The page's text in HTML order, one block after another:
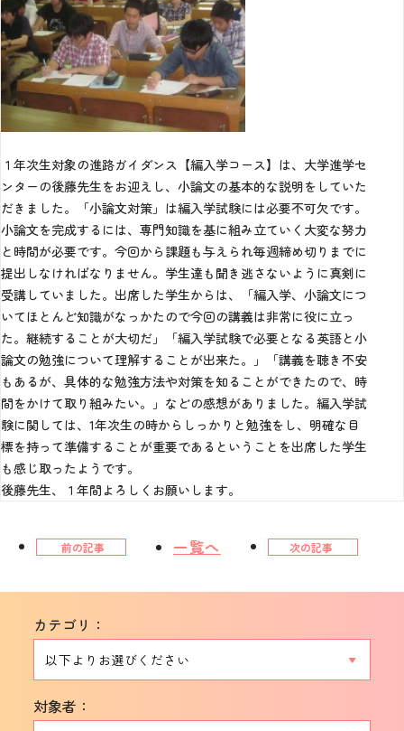
１年次生対象の進路ガイダンス【編入学コース】は、大学進学セ
ンターの後藤先生をお迎えし、小論文の基本的な説明をしていた
だきました。「小論文対策」は編入学試験には必要不可欠です。
小論文を完成するには、専門知識を基に組み立ていく大変な努力
と時間が必要です。今回から課題も与えられ毎週締め切りまでに
提出しなければなりません。学生達も聞き逃さないように真剣に
受講していました。出席した学生からは、「編入学、小論文につ
いてほとんど知識がなっかたので今回の講義は非常に役に立っ
た。継続することが大切だ」「編入学試験で必要となる英語と小
論文の勉強について理解することが出来た。」「講義を聴き不安
もあるが、具体的な勉強方法や対策を知ることができたので、時
間をかけて取り組みたい。」などの感想がありました。編入学試
験に関しては、1年次生の時からしっかりと勉強をし、明確な目
標を持って準備することが重要であるということを出席した学生
も感じ取ったようです。
後藤先生、１年間よろしくお願いします。
前の記事 一覧へ 次の記事
カテゴリ：
対象者：